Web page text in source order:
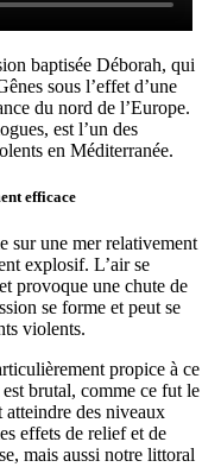
baptisée Déborah, qui
sous l’effet d’une
du nord de l’Europe.
est l’un des
en Méditerranée.
efficace
sur une mer relativement
explosif. L’air se
provoque une chute de
se forme et peut se
violents.
propice à ce
brutal, comme ce fut le
atteindre des niveaux
effets de relief et de
mais aussi notre littoral